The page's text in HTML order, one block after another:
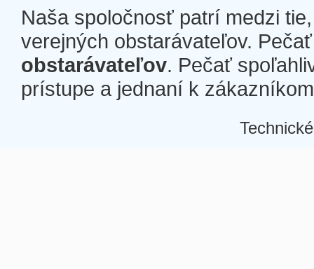
Naša spoločnosť patrí medzi
verejných obstarávateľov.
obstarávateľov. Pečať
prístupe a jednaní k